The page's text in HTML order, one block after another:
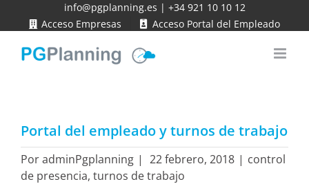
info@pgplanning.es | +34 921 10 10 12
Acceso Empresas
Acceso Portal del Empleado
Portal del empleado y turnos de trabajo
PoradminPgplanning | 22 febrero, 2018 | control
de presencia, turnos de trabajo